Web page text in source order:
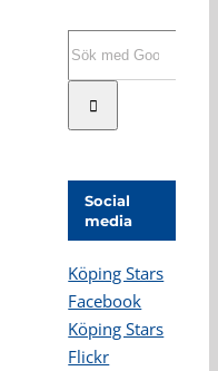
Social
media
Köping Stars
Facebook
Köping Stars
Flickr